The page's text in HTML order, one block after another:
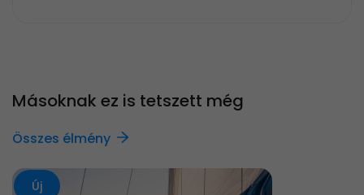
Másoknak ez is tetszett még
Összes élmény
Új